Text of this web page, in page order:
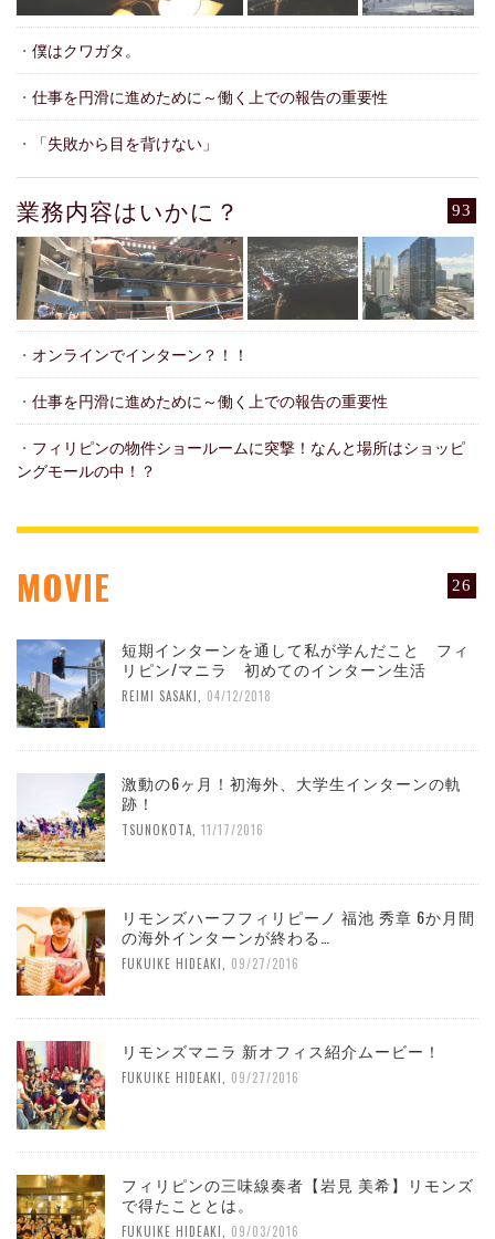
・ 僕はクワガタ。
・ 仕事を円滑に進めために～働く上での報告の重要性
・ 「失敗から目を背けない」
93
業務内容はいかに？
・ オンラインでインターン？！！
・ 仕事を円滑に進めために～働く上での報告の重要性
・ フィリピンの物件ショールームに突撃！なんと場所はショッピ
ングモールの中！？
26
MOVIE
短期インターンを通して私が学んだこと フィ
リピン/マニラ 初めてのインターン生活
REIMI SASAKI 04/12/2018
激動の6ヶ月！初海外、大学生インターンの軌
跡！
TSUNOKOTA 11/17/2016
リモンズハーフフィリピーノ 福池 秀章 6か月間
の海外インターンが終わる…
FUKUIKE HIDEAKI 09/27/2016
リモンズマニラ 新オフィス紹介ムービー！
FUKUIKE HIDEAKI 09/27/2016
フィリピンの三味線奏者【岩見 美希】リモンズ
で得たこととは。
FUKUIKE HIDEAKI 09/03/2016